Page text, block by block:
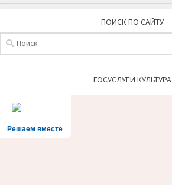
ПОИСК ПО САЙТУ
ГОСУСЛУГИ КУЛЬТУРА
Решаем вместе